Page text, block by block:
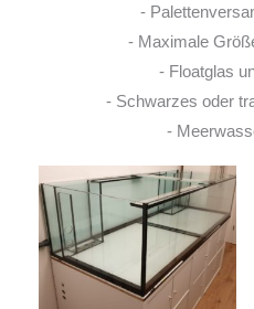
-
- Maximale
- Floatglas
- Schwarzes oder
-